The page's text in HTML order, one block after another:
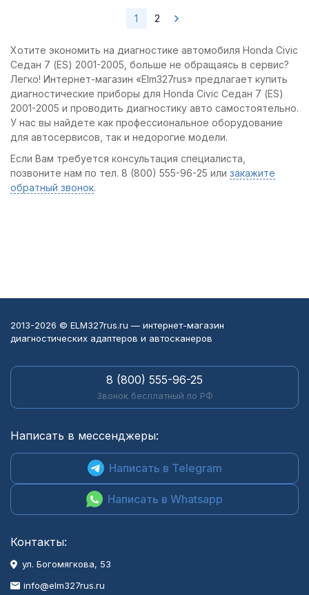
1 2
Хотите экономить на диагностике автомобиля Honda Civic
Седан 7 (ES) 2001-2005, больше не обращаясь в сервис?
Легко! Интернет-магазин «Elm327rus» предлагает купить
диагностические приборы для Honda Civic Седан 7 (ES)
2001-2005 и проводить диагностику авто самостоятельно.
У нас вы найдете как профессиональное оборудование
для автосервисов, так и недорогие модели.
Если Вам требуется консультация специалиста,
позвоните нам по тел. 8 (800) 555-96-25 или закажите
обратный звонок.
2013-2026 © ELM327rus.ru — интернет-магазин
диагностических адаптеров и автосканеров
8 (800) 555-96-25
Звонок бесплатный по РФ
Написать в мессенджеры:
Написать в Telegram
Написать в Whatsapp
Контакты:
ул. Богомягкова, 53
info@elm327rus.ru